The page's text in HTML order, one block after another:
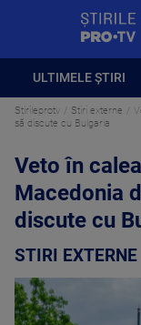
ULTIMELE ȘTIRI
Stirileprotv Stiri externe
să discute cu Bulgaria
Veto în
Macedonia
discute cu
STIRI EXTERNE